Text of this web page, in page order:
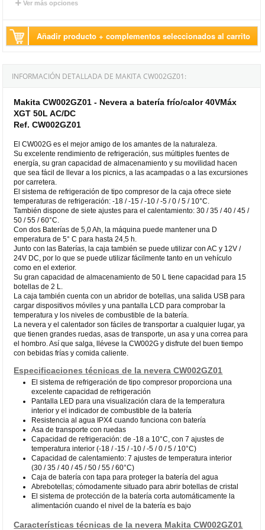
Ver más opciones
Añadir producto + complementos seleccionados al carrito
INFORMACIÓN DETALLADA DE MAKITA CW002GZ01:
Makita CW002GZ01 - Nevera a batería frío/calor 40VMáx
XGT 50L AC/DC
Ref. CW002GZ01
El CW002G es el mejor amigo de los amantes de la naturaleza.
Su excelente rendimiento de refrigeración, sus múltiples fuentes de
energía, su gran capacidad de almacenamiento y su movilidad hacen
que sea fácil de llevar a los picnics, a las acampadas o a las excursiones
por carretera.
El sistema de refrigeración de tipo compresor de la caja ofrece siete
temperaturas de refrigeración: -18 / -15 / -10 / -5 / 0 / 5 / 10°C.
También dispone de siete ajustes para el calentamiento: 30 / 35 / 40 / 45 /
50 / 55 / 60°C.
Con dos Baterías de 5,0 Ah, la máquina puede mantener una D
emperatura de 5° C para hasta 24,5 h.
Junto con las Baterías, la caja también se puede utilizar con AC y 12V /
24V DC, por lo que se puede utilizar fácilmente tanto en un vehículo
como en el exterior.
Su gran capacidad de almacenamiento de 50 L tiene capacidad para 15
botellas de 2 L.
La caja también cuenta con un abridor de botellas, una salida USB para
cargar dispositivos móviles y una pantalla LCD para comprobar la
temperatura y los niveles de combustible de la batería.
La nevera y el calentador son fáciles de transportar a cualquier lugar, ya
que tienen grandes ruedas, asas de transporte, un asa y una correa para
el hombro. Así que salga, llévese la CW002G y disfrute del buen tiempo
con bebidas frías y comida caliente.
Especificaciones técnicas de la nevera CW002GZ01
El sistema de refrigeración de tipo compresor proporciona una
excelente capacidad de refrigeración
Pantalla LED para una visualización clara de la temperatura
interior y el indicador de combustible de la batería
Resistencia al agua IPX4 cuando funciona con batería
Asa de transporte con ruedas
Capacidad de refrigeración: de -18 a 10°C, con 7 ajustes de
temperatura interior (-18 / -15 / -10 / -5 / 0 / 5 / 10°C)
Capacidad de calentamiento: 7 ajustes de temperatura interior
(30 / 35 / 40 / 45 / 50 / 55 / 60°C)
Caja de batería con tapa para proteger la batería del agua
Abrebotellas; cómodamente situado para abrir botellas de cristal
El sistema de protección de la batería corta automáticamente la
alimentación cuando el nivel de la batería es bajo
Características técnicas de la nevera Makita CW002GZ01